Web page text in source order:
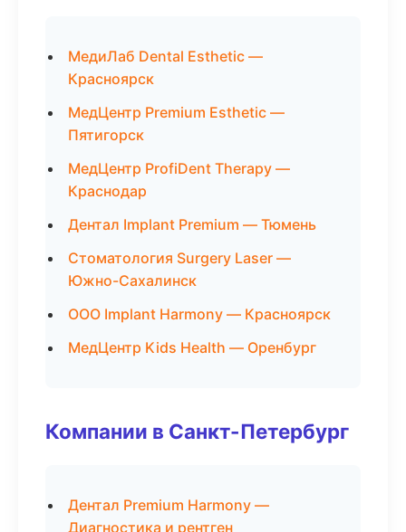
МедиЛаб Dental Esthetic —
Красноярск
МедЦентр Premium Esthetic —
Пятигорск
МедЦентр ProfiDent Therapy —
Краснодар
Дентал Implant Premium — Тюмень
Стоматология Surgery Laser —
Южно-Сахалинск
ООО Implant Harmony — Красноярск
МедЦентр Kids Health — Оренбург
Компании в Санкт-Петербург
Дентал Premium Harmony —
Диагностика и рентген